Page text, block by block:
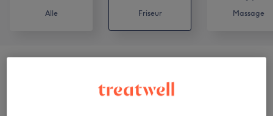
Alle Friseur Massage
Kinder - Haarschnitte & Stylings (2)